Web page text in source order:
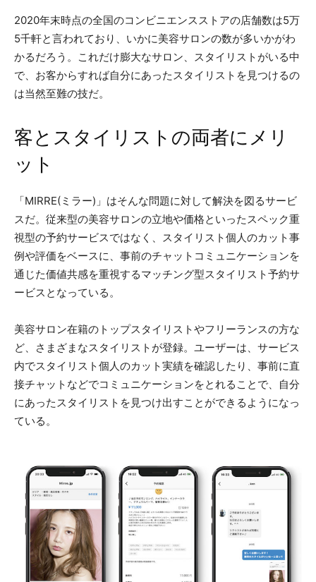
2020年末時点の全国のコンビニエンスストアの店舗数は5万
5千軒と言われており、いかに美容サロンの数が多いかがわ
かるだろう。これだけ膨大なサロン、スタイリストがいる中
で、お客からすれば自分にあったスタイリストを見つけるの
は当然至難の技だ。
客とスタイリストの両者にメリ
ット
「MIRRE(ミラー)」はそんな問題に対して解決を図るサービ
スだ。従来型の美容サロンの立地や価格といったスペック重
視型の予約サービスではなく、スタイリスト個人のカット事
例や評価をベースに、事前のチャットコミュニケーションを
通じた価値共感を重視するマッチング型スタイリスト予約サ
ービスとなっている。
美容サロン在籍のトップスタイリストやフリーランスの方な
ど、さまざまなスタイリストが登録。ユーザーは、サービス
内でスタイリスト個人のカット実績を確認したり、事前に直
接チャットなどでコミュニケーションをとれることで、自分
にあったスタイリストを見つけ出すことができるようになっ
ている。